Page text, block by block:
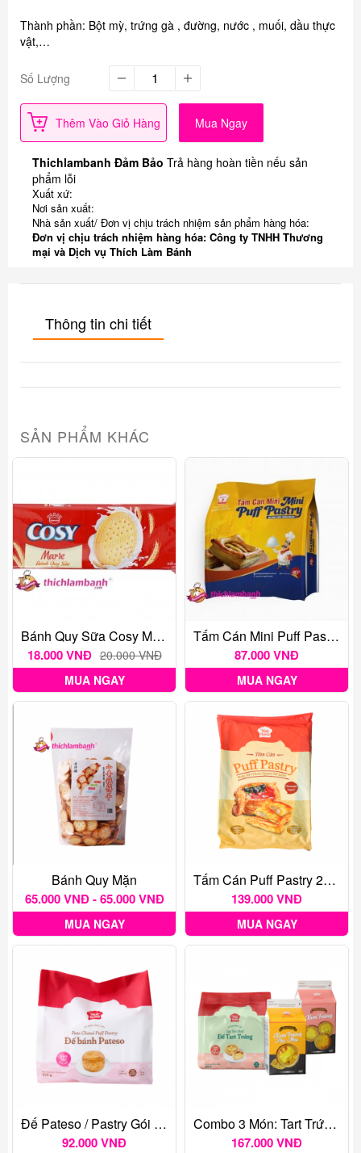
Thành phần: Bột mỳ, trứng gà , đường, nước , muối, dầu thực
vật,…
Số Lượng
Thêm Vào Giỏ Hàng Mua Ngay
Thichlambanh Đảm Bảo Trả hàng hoàn tiền nếu sản
phẩm lỗi
Xuất xứ:
Nơi sản xuất:
Nhà sản xuất/ Đơn vị chịu trách nhiệm sản phẩm hàng hóa:
Đơn vị chịu trách nhiệm hàng hóa: Công ty TNHH Thương
mại và Dịch vụ Thích Làm Bánh
Thông tin chi tiết
SẢN PHẨM KHÁC
Bánh Quy Sữa Cosy Marie 120G
18.000 VNĐ 20.000 VNĐ
MUA NGAY
87.000 VNĐ
MUA NGAY
Bánh Quy Mặn
65.000 VNĐ - 65.000 VNĐ
MUA NGAY
139.000 VNĐ
MUA NGAY